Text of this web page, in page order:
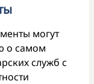
могут
о самом
служб с